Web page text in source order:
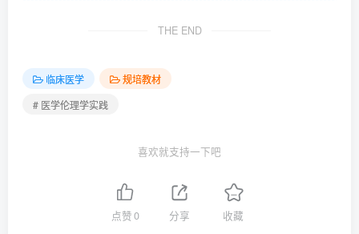
THE END
临床医学
规培教材
# 医学伦理学实践
喜欢就支持一下吧
点赞0 分享 收藏